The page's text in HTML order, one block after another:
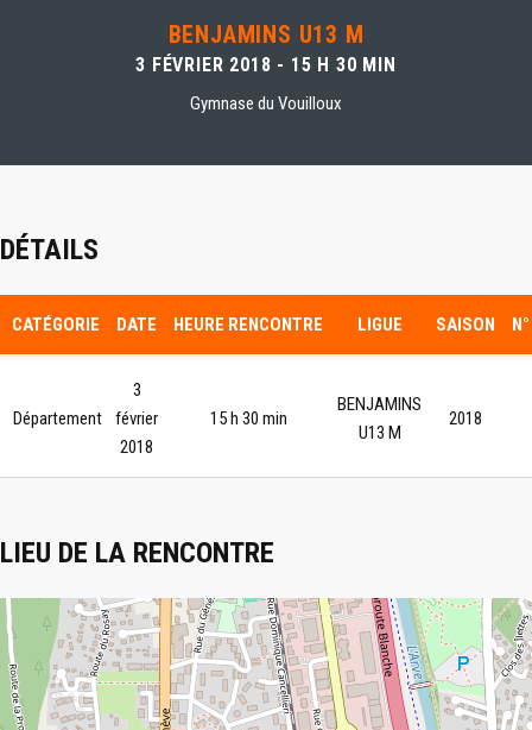
BENJAMINS U13 M
3 FÉVRIER 2018 - 15 H 30 MIN
Gymnase du Vouilloux
DÉTAILS
CATÉGORIE DATE HEURE RENCONTRE LIGUE SAISON
Département
3
février
2018
15 h 30 min
BENJAMINS
U13 M
2018
LIEU DE LA RENCONTRE